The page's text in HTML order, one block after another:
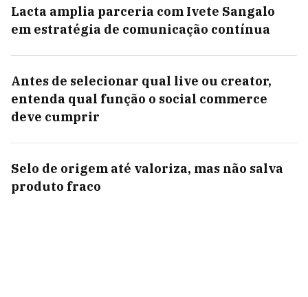
Lacta amplia parceria com Ivete Sangalo
em estratégia de comunicação contínua
Antes de selecionar qual live ou creator,
entenda qual função o social commerce
deve cumprir
Selo de origem até valoriza, mas não salva
produto fraco